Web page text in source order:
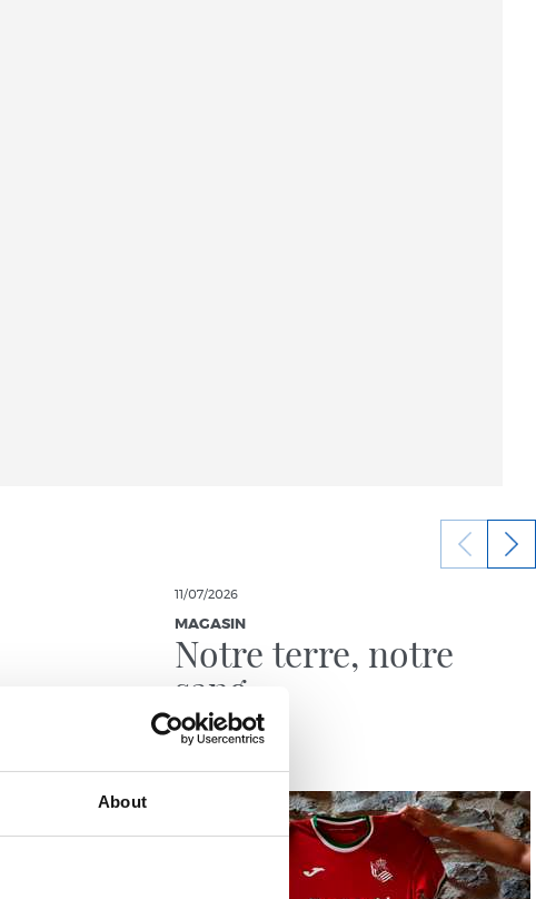
About
11/07/2026
MAGASIN
Notre terre, notre
sang